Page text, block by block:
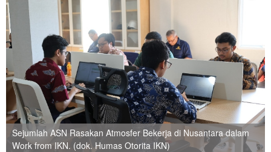
Sejumlah ASN Rasakan Atmosfer Bekerja di Nusantara dalam
Work from IKN. (dok. Humas Otorita IKN)